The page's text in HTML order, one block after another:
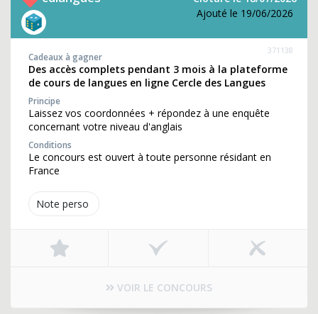
Ajouté le 19/06/2026
Note perso
371138
Cadeaux à gagner
Des accès complets pendant 3 mois à la plateforme
de cours de langues en ligne Cercle des Langues
Principe
Laissez vos coordonnées + répondez à une enquête
concernant votre niveau d'anglais
Conditions
Le concours est ouvert à toute personne résidant en
France
VOIR LE CONCOURS